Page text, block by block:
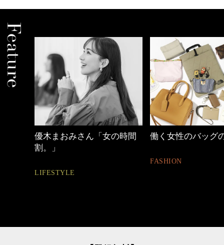
働く女性のバッグの中身 40代の小顔メイク
BEAUTY